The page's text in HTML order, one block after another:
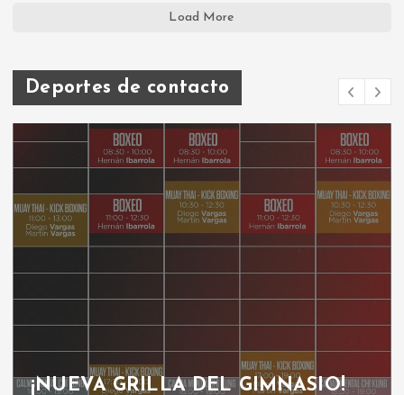
Load More
Deportes de contacto
¡NUEVA GRILLA DEL GIMNASIO!